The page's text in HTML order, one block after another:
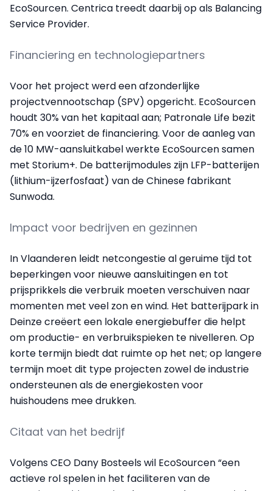
EcoSourcen. Centrica treedt daarbij op als Balancing
Service Provider.
Financiering en technologiepartners
Voor het project werd een afzonderlijke
projectvennootschap (SPV) opgericht. EcoSourcen
houdt 30% van het kapitaal aan; Patronale Life bezit
70% en voorziet de financiering. Voor de aanleg van
de 10 MW-aansluitkabel werkte EcoSourcen samen
met Storium+. De batterijmodules zijn LFP-batterijen
(lithium-ijzerfosfaat) van de Chinese fabrikant
Sunwoda.
Impact voor bedrijven en gezinnen
In Vlaanderen leidt netcongestie al geruime tijd tot
beperkingen voor nieuwe aansluitingen en tot
prijsprikkels die verbruik moeten verschuiven naar
momenten met veel zon en wind. Het batterijpark in
Deinze creëert een lokale energiebuffer die helpt
om productie- en verbruikspieken te nivelleren. Op
korte termijn biedt dat ruimte op het net; op langere
termijn moet dit type projecten zowel de industrie
ondersteunen als de energiekosten voor
huishoudens mee drukken.
Citaat van het bedrijf
Volgens CEO Dany Bosteels wil EcoSourcen “een
actieve rol spelen in het faciliteren van de